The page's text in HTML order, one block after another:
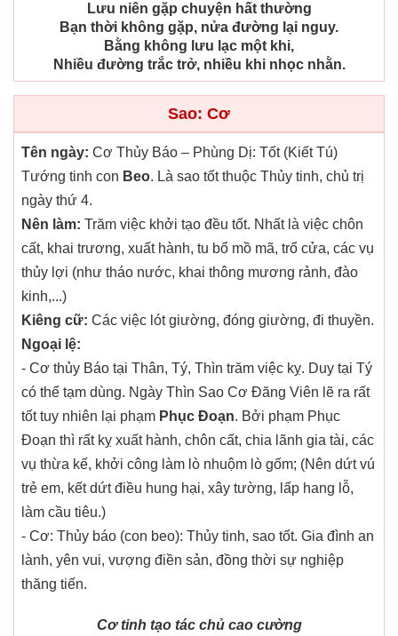
Lưu niên gặp chuyện hất thường
Bạn thời không gặp, nửa đường lại nguy.
Bằng không lưu lạc một khi,
Nhiều đường trắc trở, nhiều khi nhọc nhằn.
Sao: Cơ
Tên ngày: Cơ Thủy Báo – Phùng Dị: Tốt (Kiết Tú)
Tướng tinh con Beo. Là sao tốt thuộc Thủy tinh, chủ trị
ngày thứ 4.
Nên làm: Trăm việc khởi tạo đều tốt. Nhất là việc chôn
cất, khai trương, xuất hành, tu bổ mồ mã, trổ cửa, các vụ
thủy lợi (như tháo nước, khai thông mương rảnh, đào
kinh,...)
Kiêng cữ: Các việc lót giường, đóng giường, đi thuyền.
Ngoại lệ:
- Cơ thủy Báo tại Thân, Tý, Thìn trăm việc kỵ. Duy tại Tý
có thể tạm dùng. Ngày Thìn Sao Cơ Đăng Viên lẽ ra rất
tốt tuy nhiên lại phạm Phục Đoạn. Bởi phạm Phục
Đoạn thì rất kỵ xuất hành, chôn cất, chia lãnh gia tài, các
vụ thừa kế, khởi công làm lò nhuộm lò gốm; (Nên dứt vú
trẻ em, kết dứt điều hung hại, xây tường, lấp hang lỗ,
làm cầu tiêu.)
- Cơ: Thủy báo (con beo): Thủy tinh, sao tốt. Gia đình an
lành, yên vui, vượng điền sản, đồng thời sự nghiệp
thăng tiến.
Cơ tinh tạo tác chủ cao cường